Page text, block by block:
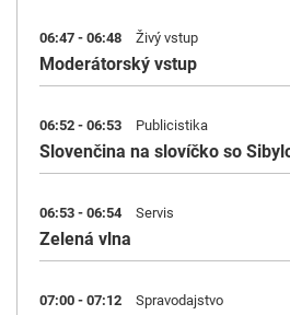
06:47 - 06:48 Živý vstup
Moderátorský vstup
06:52 - 06:53 Publicistika
Slovenčina na slovíčko so
06:53 - 06:54 Servis
Zelená vlna
07:00 - 07:12 Spravodajstvo